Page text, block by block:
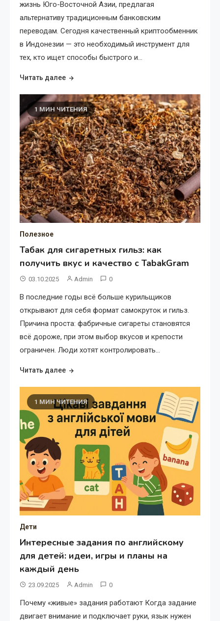
жизнь Юго-Восточной Азии, предлагая
альтернативу традиционным банковским
переводам. Сегодня качественный криптообменник
в Индонезии — это необходимый инструмент для
тех, кто ищет способы быстрого и…
Читать далее
1 МИН ЧИТЕНИЯ
Полезное
Табак для сигаретных гильз: как
получить вкус и качество с TabakGram
03.10.2025 Admin 0
В последние годы всё больше курильщиков
открывают для себя формат самокруток и гильз.
Причина проста: фабричные сигареты становятся
всё дороже, при этом выбор вкусов и крепости
ограничен. Люди хотят контролировать…
Читать далее
1 МИН ЧИТЕНИЯ
Дети
Интересные задания по английскому
для детей: идеи, игры и планы на
каждый день
23.09.2025 Admin 0
Почему «живые» задания работают Когда задание
двигает внимание и подключает руки, язык нужен